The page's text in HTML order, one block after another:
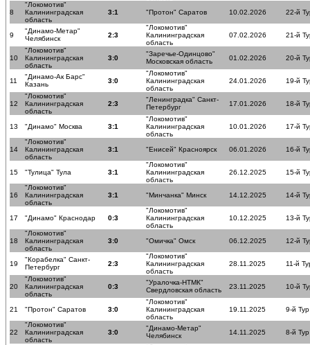
8
"Локомотив"
Калининградская
область
3:1 "Протон" Саратов 10.02.2026 22-й
9
"Динамо-Метар"
Челябинск
2:3
"Локомотив"
Калининградская
область
07.02.2026 21-й
10
"Локомотив"
Калининградская
область
3:0
"Заречье-Одинцово"
Московская область
01.02.2026 20-й
11
"Динамо-Ак Барс"
Казань
3:0
"Локомотив"
Калининградская
область
24.01.2026 19-й
12
"Локомотив"
Калининградская
область
2:3
"Ленинградка" Санкт-
Петербург
17.01.2026 18-й
13 "Динамо" Москва 3:1
"Локомотив"
Калининградская
область
10.01.2026 17-й
14
"Локомотив"
Калининградская
область
3:1 "Енисей" Красноярск 06.01.2026 16-й
15 "Тулица" Тула 3:1
"Локомотив"
Калининградская
область
26.12.2025 15-й
16
"Локомотив"
Калининградская
область
3:1 "Минчанка" Минск 14.12.2025 14-й
17 "Динамо" Краснодар 0:3
"Локомотив"
Калининградская
область
10.12.2025 13-й
18
"Локомотив"
Калининградская
область
3:0 "Омичка" Омск 06.12.2025 12-й
19
"Корабелка" Санкт-
Петербург
2:3
"Локомотив"
Калининградская
область
28.11.2025 11-й
20
"Локомотив"
Калининградская
область
0:3
"Уралочка-НТМК"
Свердловская область
23.11.2025 10-й
21 "Протон" Саратов 3:0
"Локомотив"
Калининградская
область
19.11.2025 9-й Тур
22
"Локомотив"
Калининградская
область
3:0
"Динамо-Метар"
Челябинск
14.11.2025 8-й Тур